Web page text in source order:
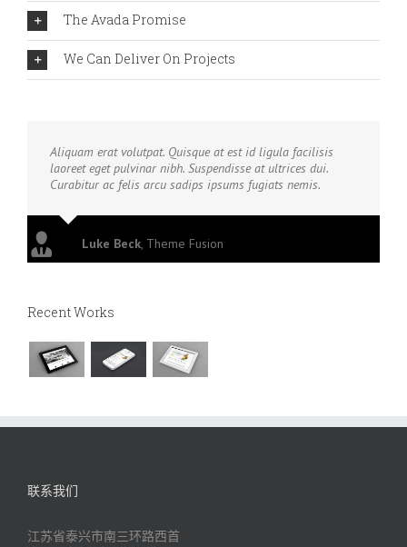
The Avada Promise
We Can Deliver On Projects
Aliquam erat volutpat. Quisque at est id ligula facilisis
laoreet eget pulvinar nibh. Suspendisse at ultrices dui.
Curabitur ac felis arcu sadips ipsums fugiats nemis.
Luke Beck, Theme Fusion
Recent Works
联系我们
江苏省泰兴市南三环路西首